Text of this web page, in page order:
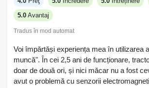
locul unui ecran tactil; durează puțin să te
trebuie să apeși pe un ecran în timp ce sari
denivelat. Farurile sunt bune și ele, mult
sistemul de infotainment - nu sunt mereu
te-ai aștepta, dacă ești în grabă. De
de menținere pe bandă și celelalte
sunt uneori enervante, dar cred că asta e
5.0 Avantaj
Tradus în mod automat
Voi împărtăși experiența mea în utilizarea
muncă". În cei 2,5 ani de funcționare,
doar de două ori, și nici măcar nu a fost
avut o problemă cu senzorii